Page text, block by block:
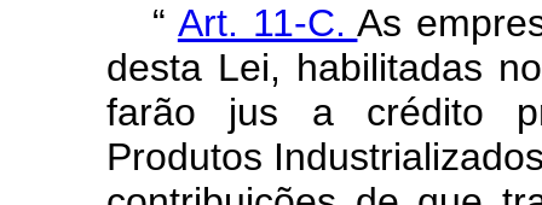
“ Art. 11-C.As
desta Lei, habilitadas
farão jus a crédito
Produtos